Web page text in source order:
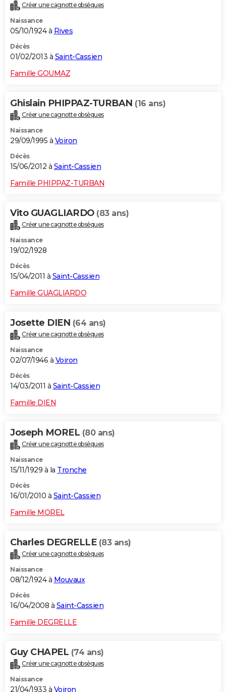
Créer une cagnotte obsèques
Naissance
05/10/1924 à Rives
Décès
01/02/2013 à Saint-Cassien
Famille GOUMAZ
Ghislain PHIPPAZ-TURBAN (16 ans)
Créer une cagnotte obsèques
Naissance
29/09/1995 à Voiron
Décès
15/06/2012 à Saint-Cassien
Famille PHIPPAZ-TURBAN
Vito GUAGLIARDO (83 ans)
Créer une cagnotte obsèques
Naissance
19/02/1928
Décès
15/04/2011 à Saint-Cassien
Famille GUAGLIARDO
Josette DIEN (64 ans)
Créer une cagnotte obsèques
Naissance
02/07/1946 à Voiron
Décès
14/03/2011 à Saint-Cassien
Famille DIEN
Joseph MOREL (80 ans)
Créer une cagnotte obsèques
Naissance
15/11/1929 à la Tronche
Décès
16/01/2010 à Saint-Cassien
Famille MOREL
Charles DEGRELLE (83 ans)
Créer une cagnotte obsèques
Naissance
08/12/1924 à Mouvaux
Décès
16/04/2008 à Saint-Cassien
Famille DEGRELLE
Guy CHAPEL (74 ans)
Créer une cagnotte obsèques
Naissance
21/04/1933 à Voiron